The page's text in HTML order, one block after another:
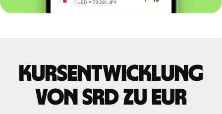
Kursentwicklung
von SRD zu EUR